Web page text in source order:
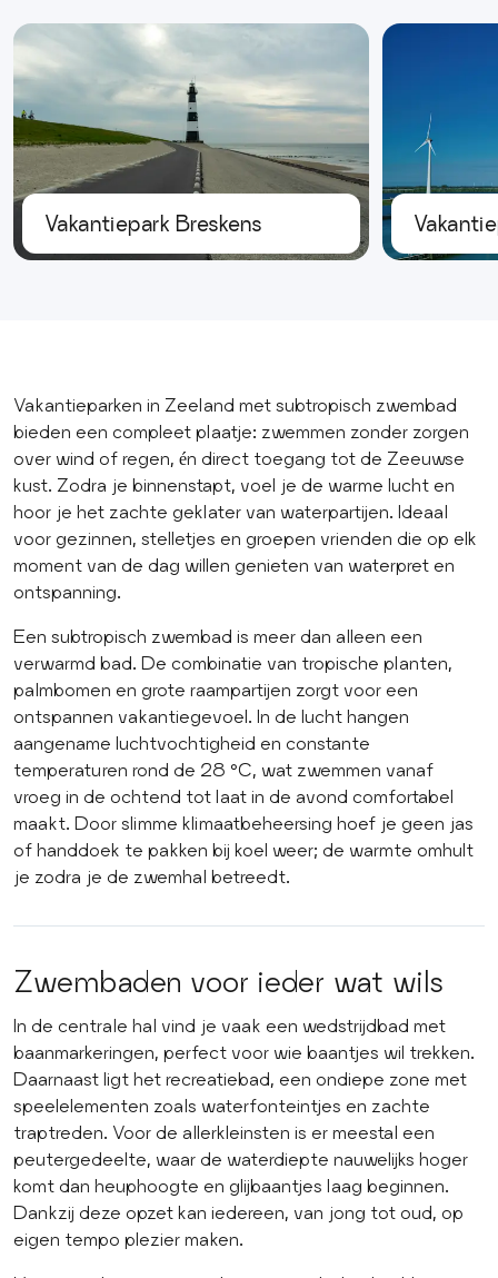
Vakantiepark Breskens
Vakantieparken in Zeeland met subtropisch zwembad
bieden een compleet plaatje: zwemmen zonder zorgen
over wind of regen, én direct toegang tot de Zeeuwse
kust. Zodra je binnenstapt, voel je de warme lucht en
hoor je het zachte geklater van waterpartijen. Ideaal
voor gezinnen, stelletjes en groepen vrienden die op elk
moment van de dag willen genieten van waterpret en
ontspanning.
Een subtropisch zwembad is meer dan alleen een
verwarmd bad. De combinatie van tropische planten,
palmbomen en grote raampartijen zorgt voor een
ontspannen vakantiegevoel. In de lucht hangen
aangename luchtvochtigheid en constante
temperaturen rond de 28 °C, wat zwemmen vanaf
vroeg in de ochtend tot laat in de avond comfortabel
maakt. Door slimme klimaatbeheersing hoef je geen jas
of handdoek te pakken bij koel weer; de warmte omhult
je zodra je de zwemhal betreedt.
Zwembaden voor ieder wat wils
In de centrale hal vind je vaak een wedstrijdbad met
baanmarkeringen, perfect voor wie baantjes wil trekken.
Daarnaast ligt het recreatiebad, een ondiepe zone met
speelelementen zoals waterfonteintjes en zachte
traptreden. Voor de allerkleinsten is er meestal een
peutergedeelte, waar de waterdiepte nauwelijks hoger
komt dan heuphoogte en glijbaantjes laag beginnen.
Dankzij deze opzet kan iedereen, van jong tot oud, op
eigen tempo plezier maken.